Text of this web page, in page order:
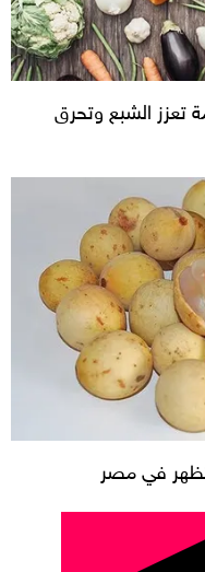
و"الجزر".. 4 أطعمة تعزز الشبع وتحرق
تظهر في مصر